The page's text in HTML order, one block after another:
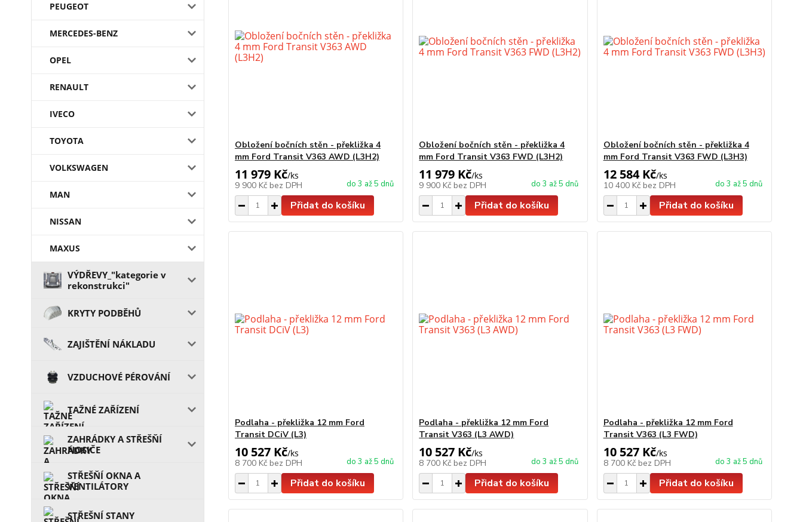
PEUGEOT
MERCEDES-BENZ
OPEL
RENAULT
IVECO
TOYOTA
VOLKSWAGEN
MAN
NISSAN
MAXUS
VÝDŘEVY_"kategorie v
rekonstrukci"
KRYTY PODBĚHŮ
ZAJIŠTĚNÍ NÁKLADU
VZDUCHOVÉ PÉROVÁNÍ
TAŽNÉ ZAŘÍZENÍ
ZAHRÁDKY A STŘEŠŇÍ
NOSIČE
STŘEŠŇÍ OKNA A
VENTILÁTORY
STŘEŠNÍ STANY
Obložení bočních stěn - překližka 4
mm Ford Transit V363 AWD (L3H2)
11 979 Kč/ks
9 900 Kč bez DPH do 3 až 5 dnů
Přidat do košíku
Obložení bočních stěn - překližka 4
mm Ford Transit V363 FWD (L3H2)
11 979 Kč/ks
9 900 Kč bez DPH do 3 až 5 dnů
Přidat do košíku
Obložení bočních stěn - překližka 4
mm Ford Transit V363 FWD (L3H3)
12 584 Kč/ks
10 400 Kč bez DPH do 3 až 5 dnů
Přidat do košíku
Podlaha - překližka 12 mm Ford
Transit DCiV (L3)
10 527 Kč/ks
8 700 Kč bez DPH do 3 až 5 dnů
Přidat do košíku
Podlaha - překližka 12 mm Ford
Transit V363 (L3 AWD)
10 527 Kč/ks
8 700 Kč bez DPH do 3 až 5 dnů
Přidat do košíku
Podlaha - překližka 12 mm Ford
Transit V363 (L3 FWD)
10 527 Kč/ks
8 700 Kč bez DPH do 3 až 5 dnů
Přidat do košíku